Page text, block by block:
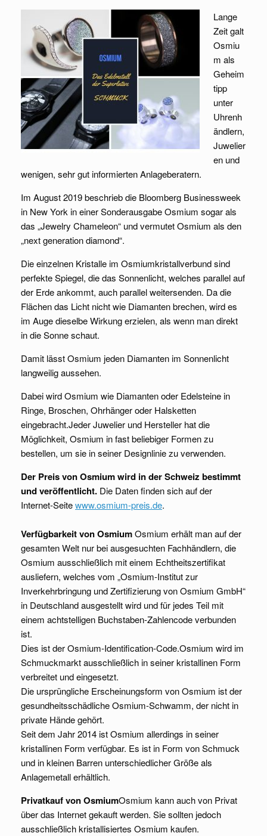
Lange
Zeit galt
Osmiu
m als
Geheim
tipp
unter
Uhrenh
ändlern,
Juwelier
en und
wenigen, sehr gut informierten Anlageberatern.
Im August 2019 beschrieb die Bloomberg Businessweek
in New York in einer Sonderausgabe Osmium sogar als
das „Jewelry Chameleon“ und vermutet Osmium als den
„next generation diamond“.
Die einzelnen Kristalle im Osmiumkristallverbund sind
perfekte Spiegel, die das Sonnenlicht, welches parallel auf
der Erde ankommt, auch parallel weitersenden. Da die
Flächen das Licht nicht wie Diamanten brechen, wird es
im Auge dieselbe Wirkung erzielen, als wenn man direkt
in die Sonne schaut.
Damit lässt Osmium jeden Diamanten im Sonnenlicht
langweilig aussehen.
Dabei wird Osmium wie Diamanten oder Edelsteine in
Ringe, Broschen, Ohrhänger oder Halsketten
eingebracht.Jeder Juwelier und Hersteller hat die
Möglichkeit, Osmium in fast beliebiger Formen zu
bestellen, um sie in seiner Designlinie zu verwenden.
Der Preis von Osmium wird in der Schweiz bestimmt
und veröffentlicht. Die Daten finden sich auf der
Internet-Seitewww.osmium-preis.de.
Verfügbarkeit von OsmiumOsmium erhält man auf der
gesamten Welt nur bei ausgesuchten Fachhändlern, die
Osmium ausschließlich mit einem Echtheitszertifikat
ausliefern, welches vom „Osmium-Institut zur
Inverkehrbringung und Zertifizierung von Osmium GmbH“
in Deutschland ausgestellt wird und für jedes Teil mit
einem achtstelligen Buchstaben-Zahlencode verbunden
ist.
Dies ist der Osmium-Identification-Code.Osmium wird im
Schmuckmarkt ausschließlich in seiner kristallinen Form
verbreitet und eingesetzt.
Die ursprüngliche Erscheinungsform von Osmium ist der
gesundheitsschädliche Osmium-Schwamm, der nicht in
private Hände gehört.
Seit dem Jahr 2014 ist Osmium allerdings in seiner
kristallinen Form verfügbar. Es ist in Form von Schmuck
und in kleinen Barren unterschiedlicher Größe als
Anlagemetall erhältlich.
Privatkauf von OsmiumOsmium kann auch von Privat
über das Internet gekauft werden. Sie sollten jedoch
ausschließlich kristallisiertes Osmium kaufen.